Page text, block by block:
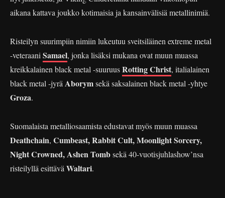
aikana kattava joukko kotimaisia ja kansainvälisiä metallinimiä.
Risteilyn suurimpiin nimiin lukeutuu sveitsiläinen extreme metal
-veteraani Samael, jonka lisäksi mukana ovat muun muassa
kreikkalainen black metal -suuruusRotting Christ, italialainen
black metal -jyrä Aborymsekä saksalainen black metal -yhtye
Groza.
Suomalaista metalliosaamista edustavat myös muun muassa
Deathchain, Cumbeast, Rabbit Cult, Moonlight Sorcery,
Night Crowned, Ashen Tombsekä 40-vuotisjuhlashow’nsa
risteilyllä esittävä Waltari.